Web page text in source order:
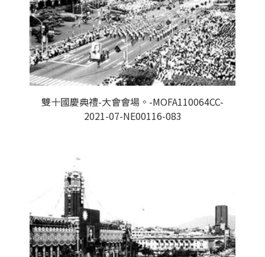
雙十國慶典禮-大會會場。-MOFA110064CC-
2021-07-NE00116-083